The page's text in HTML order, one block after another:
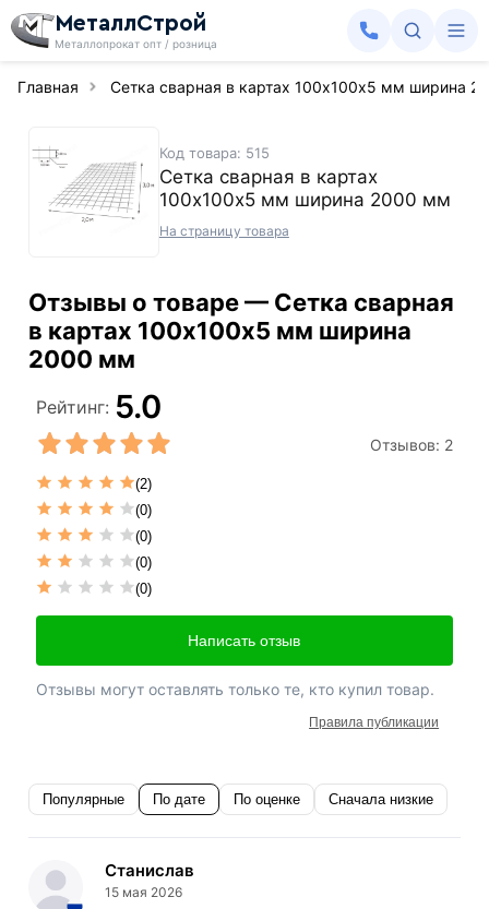
МеталлСтрой
Металлопрокат опт / розница
Главная Сетка сварная в картах 100х100х5 мм ширина
Код товара: 515
Сетка сварная в картах
100х100х5 мм ширина 2000 мм
На страницу товара
Отзывы о товаре — Сетка сварная
в картах 100х100х5 мм ширина
2000 мм
Популярные По дате По оценке Сначала низкие
Станислав
15 мая 2026
Рейтинг: 5.0
Отзывов: 2
(2)
(0)
(0)
(0)
(0)
Написать отзыв
Отзывы могут оставлять только те, кто купил товар.
Правила публикации